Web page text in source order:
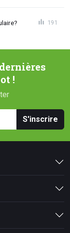
191
!
S'inscrire